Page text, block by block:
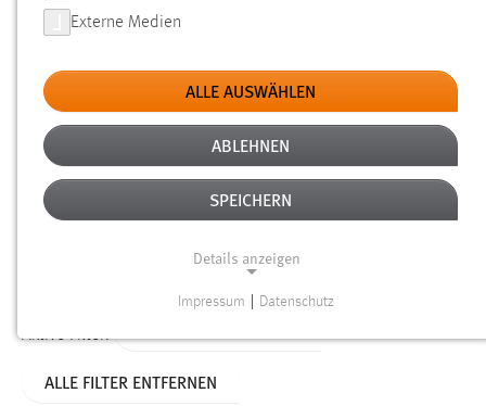
FILTER
Typ
Erstellungsdatum
Alter
Aktive Filter:
ALLE FILTER ENTFERNEN
Externe Medien
ALLE AUSWÄHLEN
ABLEHNEN
SPEICHERN
Details anzeigen
Funktionen und sind für die einwandfreie Funktion der
Impressum Datenschutz